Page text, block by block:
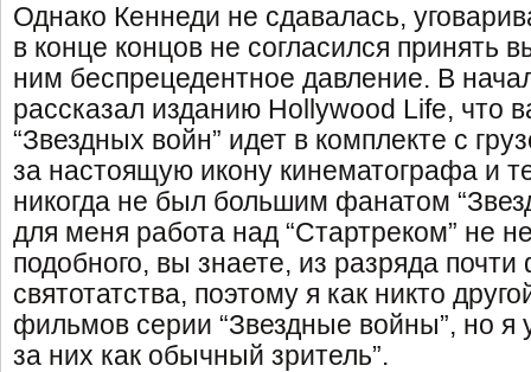
Однако Кеннеди не сдавалась,
в конце концов не согласился принять
ним беспрецедентное давление. В
рассказал изданию Hollywood Life, что
“Звездных войн” идет в комплекте с
за настоящую икону кинематографа и
никогда не был большим фанатом
для меня работа над “Стартреком” не
подобного, вы знаете, из разряда почти
святотатства, поэтому я как никто
фильмов серии “Звездные войны”, но я
за них как обычный зритель”.